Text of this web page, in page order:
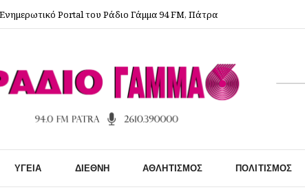
Ενημερωτικό Portal του Ράδιο Γάμμα 94 FM, Πάτρα
ΥΓΕΊΑ ΔΙΕΘΝΉ ΑΘΛΗΤΙΣΜΌΣ ΠΟΛΙΤΙΣΜΌΣ